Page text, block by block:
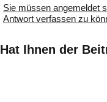
Sie müssen angemeldet
Antwort verfassen zu
Hat Ihnen der